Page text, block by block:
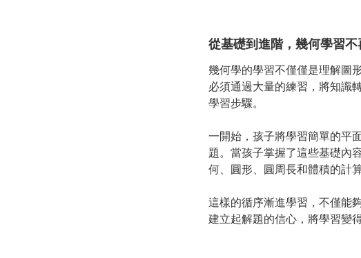
從基礎到進階，幾何學習
幾何學的學習不僅僅是理解圖
必須通過大量的練習，將知識
學習步驟。
一開始，孩子將學習簡單的平
題。當孩子掌握了這些基礎內
何、圓形、圓周長和體積的計
這樣的循序漸進學習，不僅能
建立起解題的信心，將學習變